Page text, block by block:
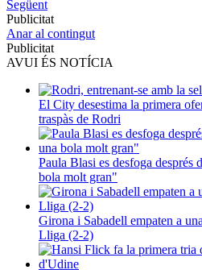
Següent
Publicitat
Anar al contingut
Publicitat
AVUI ÉS NOTÍCIA
El City desestima la primera
traspàs de Rodri
Paula Blasi es desfoga
bola molt gran"
Girona i Sabadell empaten a
Lliga (2-2)